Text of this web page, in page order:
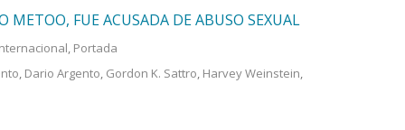
FUE ACUSADA DE ABUSO SEXUAL
, Portada
, Dario Argento, Gordon K. Sattro, Harvey Weinstein,